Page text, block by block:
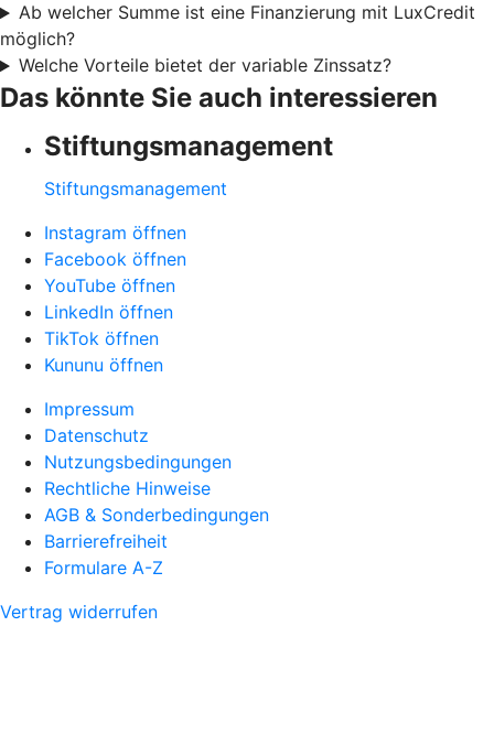
Ab welcher Summe ist eine Finanzierung mit LuxCredit
möglich?
Welche Vorteile bietet der variable Zinssatz?
Das könnte Sie auch interessieren
Stiftungsmanagement
Stiftungsmanagement
Instagram öffnen
Facebook öffnen
YouTube öffnen
LinkedIn öffnen
TikTok öffnen
Kununu öffnen
Impressum
Datenschutz
Nutzungsbedingungen
Rechtliche Hinweise
AGB & Sonderbedingungen
Barrierefreiheit
Formulare A-Z
Vertrag widerrufen